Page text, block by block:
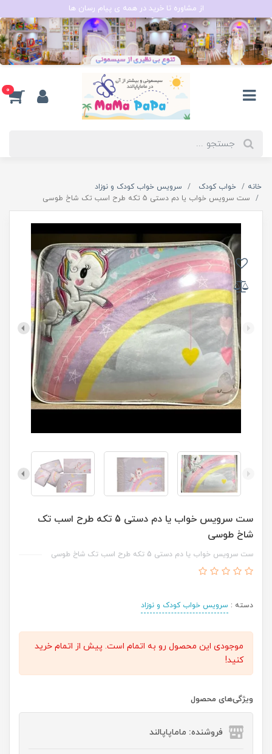
از مشاوره تا خرید در همه ی پیام رسان ها
0
خانه خواب کودک
سرویس خواب کودک و نوزاد
ست سرویس خواب یا دم دستی 5 تکه طرح اسب تک شاخ طوسی
ست سرویس خواب یا دم دستی 5 تکه طرح اسب تک
شاخ طوسی
ست سرویس خواب یا دم دستی 5 تکه طرح اسب تک شاخ طوسی
دسته : سرویس خواب کودک و نوزاد
موجودی این محصول رو به اتمام است. پیش از اتمام خرید
کنید!
ویژگی‌های محصول
فروشنده: ماماپاپالند